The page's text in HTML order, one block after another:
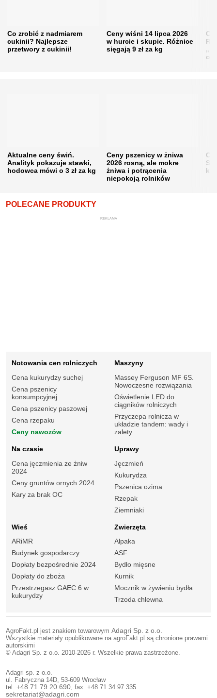
Co zrobić z nadmiarem
cukinii? Najlepsze
przetwory z cukinii!
Ceny wiśni 14 lipca 2026
w hurcie i skupie. Różnice
sięgają 9 zł za kg
Aktualne ceny świń.
Analityk pokazuje stawki,
hodowca mówi o 3 zł za kg
Ceny pszenicy w żniwa
2026 rosną, ale mokre
żniwa i potrącenia
niepokoją rolników
POLECANE PRODUKTY
REKLAMA
Notowania cen rolniczych
Cena kukurydzy suchej
Cena pszenicy
konsumpcyjnej
Cena pszenicy paszowej
Cena rzepaku
Ceny nawozów
Maszyny
Massey Ferguson MF 6S.
Nowoczesne rozwiązania
Oświetlenie LED do
ciągników rolniczych
Przyczepa rolnicza w
układzie tandem: wady i
zalety
Na czasie
Cena jęczmienia ze żniw
2024
Ceny gruntów ornych 2024
Kary za brak OC
Uprawy
Jęczmień
Kukurydza
Pszenica ozima
Rzepak
Ziemniaki
Wieś
ARiMR
Budynek gospodarczy
Dopłaty bezpośrednie 2024
Dopłaty do zboża
Przestrzegasz GAEC 6 w
kukurydzy
Zwierzęta
Alpaka
ASF
Bydło mięsne
Kurnik
Mocznik w żywieniu bydła
Trzoda chlewna
AgroFakt.pl jest znakiem towarowym Adagri Sp. z o.o.
Wszystkie materiały opublikowane na agroFakt.pl są chronione prawami
autorskimi
© Adagri Sp. z o.o. 2010-2026 r. Wszelkie prawa zastrzeżone.
Adagri sp. z o.o.
ul. Fabryczna 14D, 53-609 Wrocław
tel. +48 71 79 20 690 , fax. +48 71 34 97 335
sekretariat@adagri.com